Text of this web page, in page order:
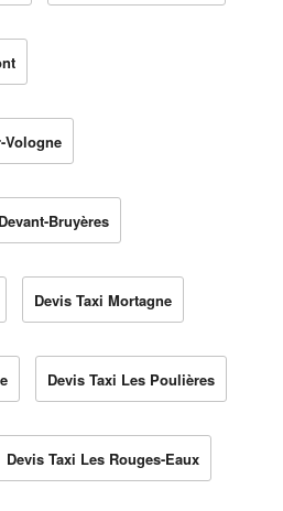
Vologne
Bruyères
Devis Taxi Mortagne
Devis Taxi Les Poulières
Devis Taxi Les Rouges-Eaux